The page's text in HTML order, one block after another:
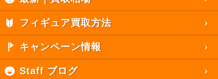
フィギュア買取方法
キャンペーン情報
Staff ブログ